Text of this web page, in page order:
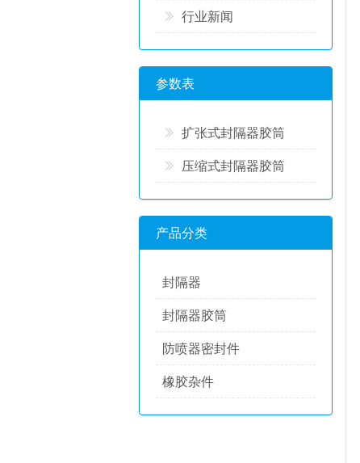
行业新闻
参数表
扩张式封隔器胶筒
压缩式封隔器胶筒
产品分类
封隔器
封隔器胶筒
防喷器密封件
橡胶杂件